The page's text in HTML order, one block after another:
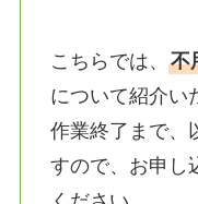
こちらでは、 不
について紹介い
作業終了まで、
すので、お申し